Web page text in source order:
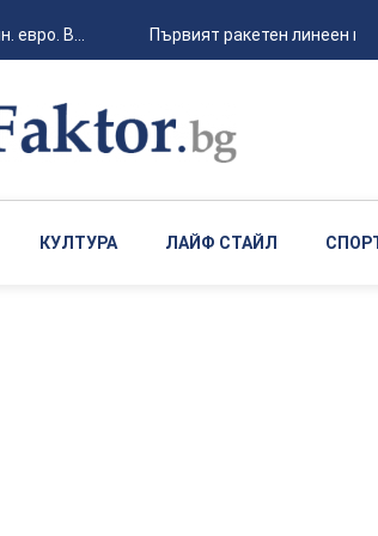
В... Първият ракетен линеен
КУЛТУРА ЛАЙФ СТАЙЛ